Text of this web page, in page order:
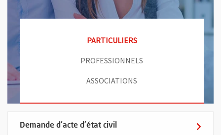
PARTICULIERS
PROFESSIONNELS
ASSOCIATIONS
Demande d'acte d'état civil